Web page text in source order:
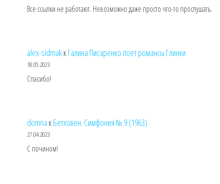
Все ссылки не работают. Невозможно даже просто что-то прослушать.
alex-sidmakкГалина Писаренко поет романсы Глинки
18.05.2023
Спасибо!
domna кБетховен. Симфония № 9 (1963)
27.04.2023
С почином!